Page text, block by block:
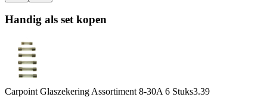
Handig als set kopen
Carpoint Glaszekering Assortiment 8-30A 6 Stuks3.39